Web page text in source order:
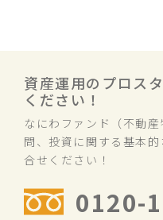
資産運用のプロス
ください！
なにわファンド（不動
問、投資に関する基本
合せください！
0120-